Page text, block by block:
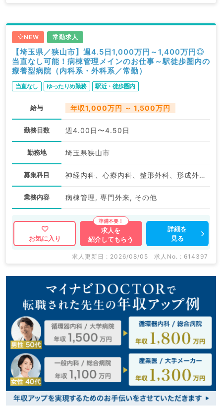
NEW 常勤求人
【埼玉県／狭山市】週4.5日1,000万円～1,400万円◎
当直なし可能！病棟管理メインのお仕事～駅徒歩圏内の
療養型病院（内科系・外科系／常勤）
当直なし ゆったりめ勤務 駅近・徒歩圏内
給与 年収1,000万円 ～ 1,500万円
勤務日数 週4.00日〜4.50日
勤務地 埼玉県狭山市
募集科目 神経内科、心療内科、整形外科、形成外科、美容外科、脳神経外科、呼吸器外科、心臓血管外科、小児外科、泌尿器科、一般内科、循環器内科、呼吸器内科、消化器内科、内分泌・代謝内科、腎臓内科、老年内科、外科系全般、一般外科、消化器外科、乳腺外科、スポーツ整形外科、大腸・肛門外科、脊髄・脊椎外科
業務内容 病棟管理, 専門外来, その他
お気に入り
求人を
紹介してもらう
詳細を
見る
求人更新日 : 2026/08/05 求人No. : 614397